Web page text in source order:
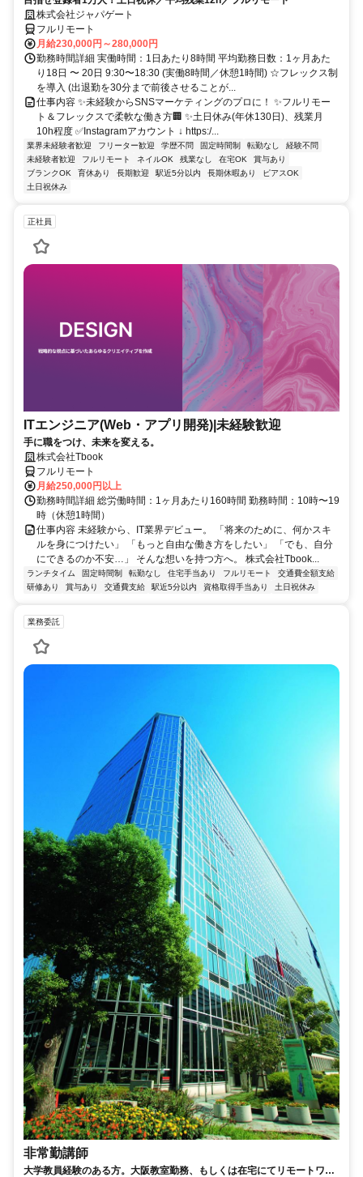
株式会社ジャパゲート
フルリモート
月給230,000円～280,000円
勤務時間詳細 実働時間：1日あたり8時間 平均勤務日数：1ヶ月あた
り18日 〜 20日 9:30〜18:30 (実働8時間／休憩1時間) ☆フレックス制
を導入 (出退勤を30分まで前後させることが...
仕事内容 ✨未経験からSNSマーケティングのプロに！ ✨フルリモー
ト＆フレックスで柔軟な働き方🏢 ✨土日休み(年休130日)、残業月
10h程度 ✅Instagramアカウント ↓ https:/...
業界未経験者歓迎 フリーター歓迎 学歴不問 固定時間制 転勤なし
経験不問
未経験者歓迎
フルリモート ネイルOK 残業なし 在宅OK
賞与あり
ブランクOK
育休あり 長期歓迎 駅近5分以内 長期休暇あり
ピアスOK
土日祝休み
正社員
ITエンジニア(Web・アプリ開発)|未経験歓迎
手に職をつけ、未来を変える。
株式会社Tbook
フルリモート
月給250,000円以上
勤務時間詳細 総労働時間：1ヶ月あたり160時間 勤務時間：10時〜19
時（休憩1時間）
仕事内容 未経験から、IT業界デビュー。 「将来のために、何かスキ
ルを身につけたい」 「もっと自由な働き方をしたい」 「でも、自分
にできるのか不安…」 そんな想いを持つ方へ。 株式会社Tbook...
ランチタイム 固定時間制 転勤なし 住宅手当あり フルリモート
交通費全額支給
研修あり
賞与あり 交通費支給 駅近5分以内 資格取得手当あり 土日祝休み
業務委託
非常勤講師
大学教員経験のある方。大阪教室勤務、もしくは在宅にてリモートワー